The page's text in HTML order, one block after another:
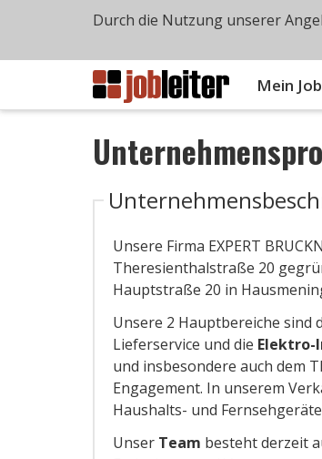
Mein
Unsere Firma EXPERT
Theresienthalstraße 20
Hauptstraße 20 in
Unsere 2 Hauptbereiche sind
Lieferservice und die
und insbesondere auch dem
Engagement. In unserem
Haushalts- und
Unser Team besteht derzeit
Durch die Nutzung unserer